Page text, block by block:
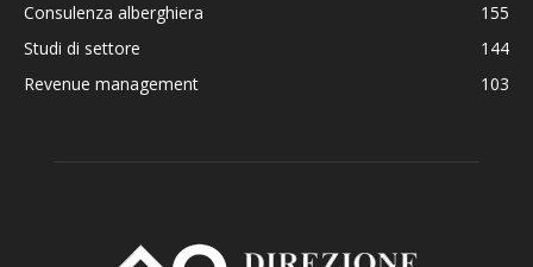
Consulenza alberghiera
155
Studi di settore
144
Revenue management
103